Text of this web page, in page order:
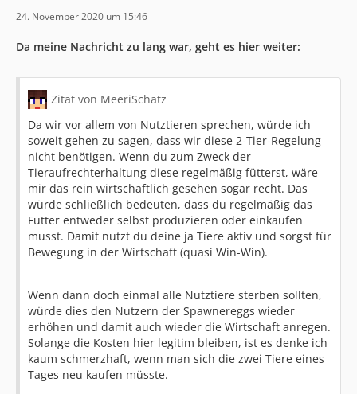
24. November 2020 um 15:46
Da meine Nachricht zu lang war, geht es hier weiter:
Zitat von MeeriSchatz
Da wir vor allem von Nutztieren sprechen, würde ich
soweit gehen zu sagen, dass wir diese 2-Tier-Regelung
nicht benötigen. Wenn du zum Zweck der
Tieraufrechterhaltung diese regelmäßig fütterst, wäre
mir das rein wirtschaftlich gesehen sogar recht. Das
würde schließlich bedeuten, dass du regelmäßig das
Futter entweder selbst produzieren oder einkaufen
musst. Damit nutzt du deine ja Tiere aktiv und sorgst für
Bewegung in der Wirtschaft (quasi Win-Win).
Wenn dann doch einmal alle Nutztiere sterben sollten,
würde dies den Nutzern der Spawnereggs wieder
erhöhen und damit auch wieder die Wirtschaft anregen.
Solange die Kosten hier legitim bleiben, ist es denke ich
kaum schmerzhaft, wenn man sich die zwei Tiere eines
Tages neu kaufen müsste.